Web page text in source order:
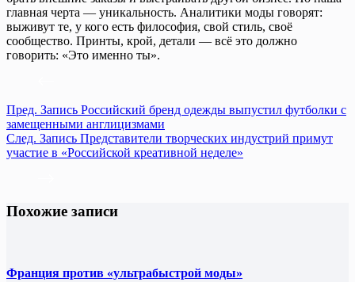
главная черта — уникальность. Аналитики моды говорят:
выживут те, у кого есть философия, свой стиль, своё
сообщество. Принты, крой, детали — всё это должно
говорить: «Это именно ты».
Пред. Запись Российский бренд одежды выпустил футболки с
замещенными англицизмами
След. Запись Представители творческих индустрий примут
участие в ️«Российской креативной неделе»
Похожие записи
Франция против «ультрабыстрой моды»